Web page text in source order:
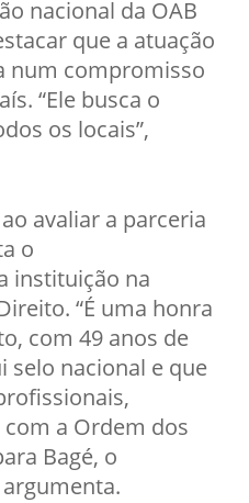
nacional da OAB
que a atuação
num compromisso
“Ele busca o
os locais”,
avaliar a parceria
o
instituição na
“É uma honra
com 49 anos de
selo nacional e que
a Ordem dos
Bagé, o